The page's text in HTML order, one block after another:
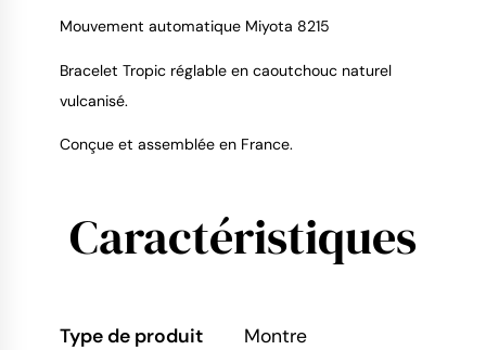
Mouvement automatique Miyota 8215
Bracelet Tropic réglable en caoutchouc naturel
vulcanisé.
Conçue et assemblée en France.
Caractéristiques
Type de produit
Montre